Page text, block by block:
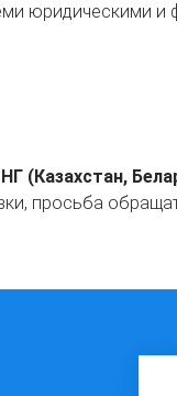
юридическими
(Казахстан,
просьба